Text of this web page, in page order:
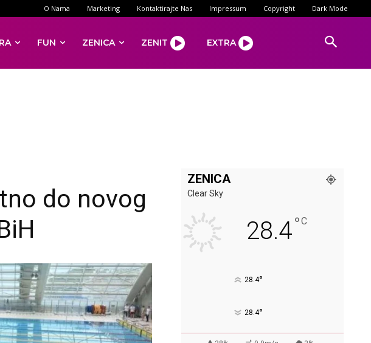
O Nama Marketing Kontaktirajte Nas Impressum Copyright Dark Mode
FUN ZENICA ZENIT EXTRA
do novog
ZENICA
Clear Sky
28.4°C
28.4°
28.4°